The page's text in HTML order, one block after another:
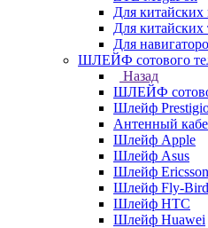
Для
Для китайских
Для
ШЛЕЙФ сотового
Назад
ШЛЕЙФ
Шлейф
Антенный
Шлейф Apple
Шлейф Asus
Шлейф Ericsson
Шлейф Fly-Bird
Шлейф HTC
Шлейф Huawei